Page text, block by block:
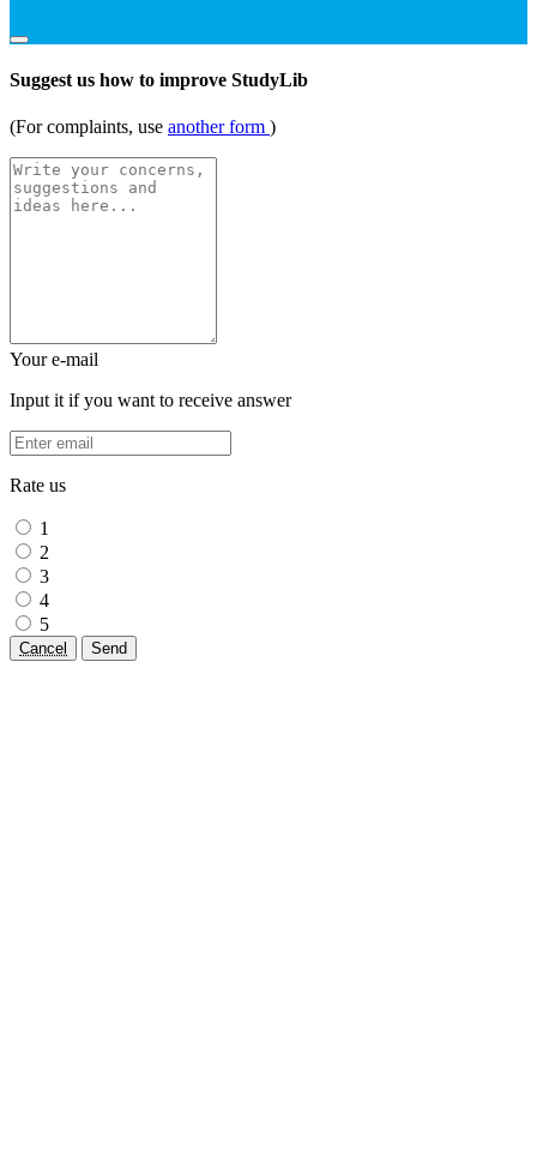
Suggest us how to improve StudyLib
(For complaints, use another form )
Your e-mail
Input it if you want to receive answer
Rate us
1
2
3
4
5
Cancel Send